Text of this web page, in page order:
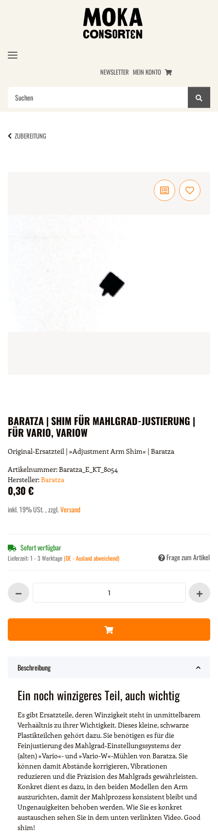
NEWSLETTER MEIN KONTO
ZUBEREITUNG
BARATZA | SHIM FÜR MAHLGRAD-JUSTIERUNG |
FÜR VARIO, VARIOW
Original-Ersatzteil | »Adjustment Arm Shim« | Baratza
Artikelnummer:Baratza_E_KT_8054
Hersteller:Baratza
0,30 €
inkl. 19% USt. , zzgl.Versand
Sofort verfügbar
Lieferzeit:1 - 3 Werktage(DE - Ausland abweichend) Frage zum Artikel
Beschreibung
Ein noch winzigeres Teil, auch wichtig
Es gibt Ersatzteile, deren Winzigkeit steht in unmittelbarem
Verhaältnis zu ihrer Wichtigkeit. Dieses kleine, schwarze
Plastikteilchen gehört dazu. Sie benötigen es für die
Feinjustierung des Mahlgrad-Einstellungssystems der
(alten) »Vario«- und »Vario-W«-Mühlen von Baratza. Sie
können damit Abstände korrigieren, Vibrationen
reduzieren und die Präzision des Mahlgrads gewährleisten.
Konkret dient es dazu, in den beiden Modellen den Arm
auszurichten, damit der Mahlprozess konsistent bleibt und
Ungenauigkeiten behoben werden. Wie Sie es konkret
austauschen sehen Sie in dem unten verlinkten Video. Good
shim!